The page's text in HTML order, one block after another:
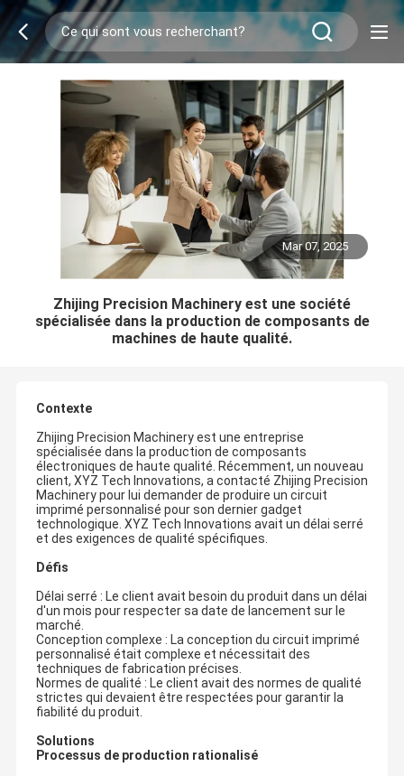
Mar 07, 2025
Zhijing Precision Machinery est une société
spécialisée dans la production de composants de
machines de haute qualité.
Contexte
Zhijing Precision Machinery est une entreprise
spécialisée dans la production de composants
électroniques de haute qualité. Récemment, un nouveau
client, XYZ Tech Innovations, a contacté Zhijing Precision
Machinery pour lui demander de produire un circuit
imprimé personnalisé pour son dernier gadget
technologique. XYZ Tech Innovations avait un délai serré
et des exigences de qualité spécifiques.
Défis
Délai serré : Le client avait besoin du produit dans un délai
d'un mois pour respecter sa date de lancement sur le
marché.
Conception complexe : La conception du circuit imprimé
personnalisé était complexe et nécessitait des
techniques de fabrication précises.
Normes de qualité : Le client avait des normes de qualité
strictes qui devaient être respectées pour garantir la
fiabilité du produit.
Solutions
Processus de production rationalisé